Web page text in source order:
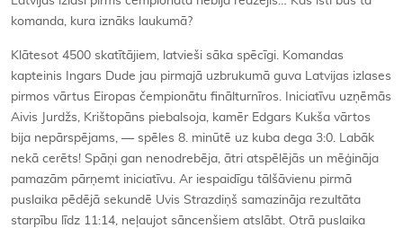
komanda, kura iznāks laukumā?
Klātesot 4500 skatītājiem, latvieši sāka spēcīgi. Komandas
kapteinis Ingars Dude jau pirmajā uzbrukumā guva Latvijas izlases
pirmos vārtus Eiropas čempionātu finālturnīros. Iniciatīvu uzņēmās
Aivis Jurdžs, Krištopāns piebalsoja, kamēr Edgars Kukša vārtos
bija nepārspējams, — spēles 8. minūtē uz kuba dega 3:0. Labāk
nekā cerēts! Spāņi gan nenodrebēja, ātri atspēlējās un mēģināja
pamazām pārņemt iniciatīvu. Ar iespaidīgu tālšāvienu pirmā
puslaika pēdējā sekundē Uvis Strazdiņš samazināja rezultāta
starpību līdz 11:14, neļaujot sāncenšiem atslābt. Otrā puslaika